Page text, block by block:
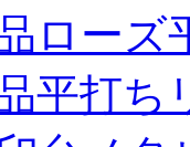
ローズ
平打ち